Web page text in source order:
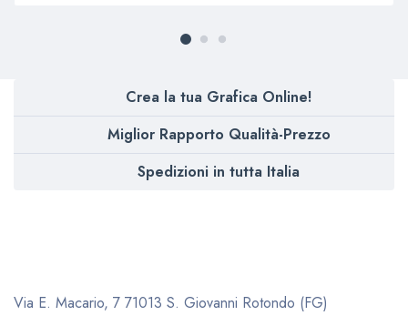
Crea la tua Grafica Online!
Miglior Rapporto Qualità-Prezzo
Spedizioni in tutta Italia
Via E. Macario, 7 71013 S. Giovanni Rotondo (FG)